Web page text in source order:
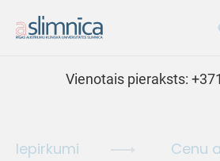
Vienotais pieraksts:
Iepirkumi Cenu